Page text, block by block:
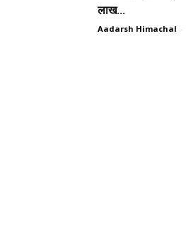
लाख...
Aadarsh Himachal -